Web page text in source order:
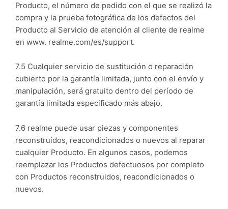
Producto, el número de pedido con el que se realizó la
compra y la prueba fotográfica de los defectos del
Producto al Servicio de atención al cliente de realme
en www. realme.com/es/support.
7.5 Cualquier servicio de sustitución o reparación
cubierto por la garantía limitada, junto con el envío y
manipulación, será gratuito dentro del período de
garantía limitada especificado más abajo.
7.6 realme puede usar piezas y componentes
reconstruidos, reacondicionados o nuevos al reparar
cualquier Producto. En algunos casos, podemos
reemplazar los Productos defectuosos por completo
con Productos reconstruidos, reacondicionados o
nuevos.